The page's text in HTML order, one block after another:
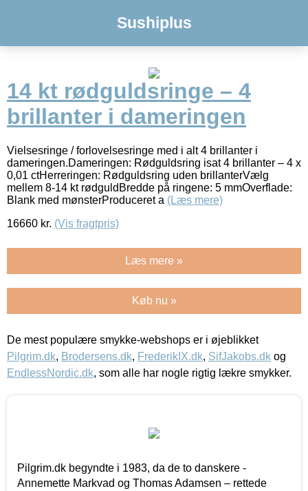
Sushiplus
14 kt rødguldsringe – 4
brillanter i dameringen
Vielsesringe / forlovelsesringe med i alt 4 brillanter i
dameringen.Dameringen: Rødguldsring isat 4 brillanter – 4 x
0,01 ctHerreringen: Rødguldsring uden brillanterVælg
mellem 8-14 kt rødguldBredde på ringene: 5 mmOverflade:
Blank med mønsterProduceret a (Læs mere)
16660 kr. (Vis fragtpris)
Læs mere »
Køb nu »
De mest populære smykke-webshops er i øjeblikket
Pilgrim.dk, Brodersens.dk, FrederikIX.dk, SifJakobs.dk og
EndlessNordic.dk, som alle har nogle rigtig lækre smykker.
Pilgrim.dk begyndte i 1983, da de to danskere -
Annemette Markvad og Thomas Adamsen – rettede